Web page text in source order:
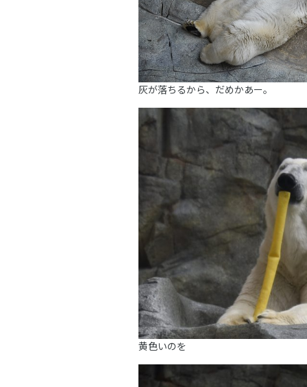
灰が落ちるから、だめかあー。
黄色いのを